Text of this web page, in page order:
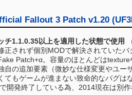
Fallout 3 Patch v1.20
チ1.1.0.35以上を適用した状態で使用
正されず個別MODで解決されていた
Patch+α。容量のほとんどはtexture
自の追加要素（微妙な仕様変更やユー
てもゲームが進まない致命的なバグは
開発終了している為、2014現在は別